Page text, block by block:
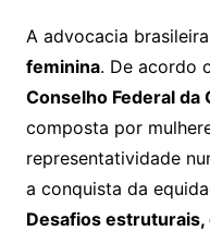
at
s
A
p
p
c
e
b
o
o
k
itt
er l
A advocacia
feminina. De acordo
Conselho Federal da
composta por
representatividade
a conquista da
Desafios estruturais,